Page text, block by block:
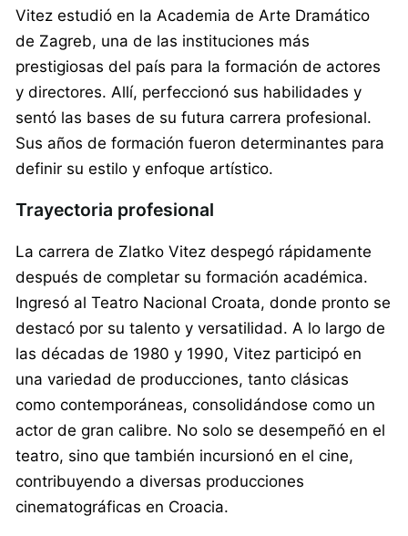
Vitez estudió en la Academia de Arte Dramático
de Zagreb, una de las instituciones más
prestigiosas del país para la formación de actores
y directores. Allí, perfeccionó sus habilidades y
sentó las bases de su futura carrera profesional.
Sus años de formación fueron determinantes para
definir su estilo y enfoque artístico.
Trayectoria profesional
La carrera de Zlatko Vitez despegó rápidamente
después de completar su formación académica.
Ingresó al Teatro Nacional Croata, donde pronto se
destacó por su talento y versatilidad. A lo largo de
las décadas de 1980 y 1990, Vitez participó en
una variedad de producciones, tanto clásicas
como contemporáneas, consolidándose como un
actor de gran calibre. No solo se desempeñó en el
teatro, sino que también incursionó en el cine,
contribuyendo a diversas producciones
cinematográficas en Croacia.